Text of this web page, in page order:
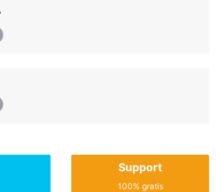
Support
100% gratis